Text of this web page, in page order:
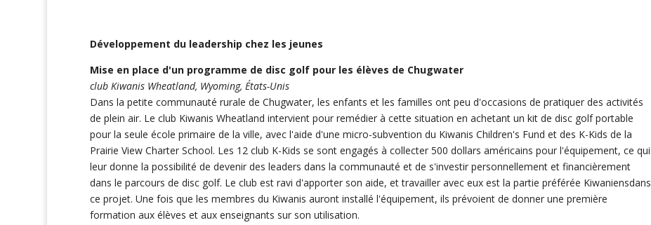
Développement du leadership chez les jeunes
Mise en place d'un programme de disc golf pour les élèves de Chugwater
club Kiwanis Wheatland, Wyoming, États-Unis
Dans la petite communauté rurale de Chugwater, les enfants et les familles ont peu d'occasions de pratiquer des activités
de plein air. Le club Kiwanis Wheatland intervient pour remédier à cette situation en achetant un kit de disc golf portable
pour la seule école primaire de la ville, avec l'aide d'une micro-subvention du Kiwanis Children's Fund et des K-Kids de la
Prairie View Charter School. Les 12 club K-Kids se sont engagés à collecter 500 dollars américains pour l'équipement, ce qui
leur donne la possibilité de devenir des leaders dans la communauté et de s'investir personnellement et financièrement
dans le parcours de disc golf. Le club est ravi d'apporter son aide, et travailler avec eux est la partie préférée Kiwaniensdans
ce projet. Une fois que les membres du Kiwanis auront installé l'équipement, ils prévoient de donner une première
formation aux élèves et aux enseignants sur son utilisation.